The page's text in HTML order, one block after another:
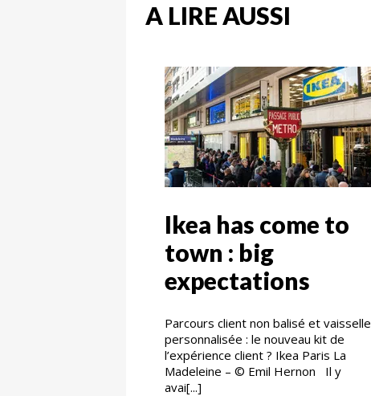
A LIRE AUSSI
Ikea has come to
town : big
expectations
Parcours client non balisé et vaisselle
personnalisée : le nouveau kit de
l’expérience client ? Ikea Paris La
Madeleine – © Emil Hernon Il y
avai[...]